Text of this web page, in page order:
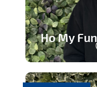
Ho My Fun
inclusive